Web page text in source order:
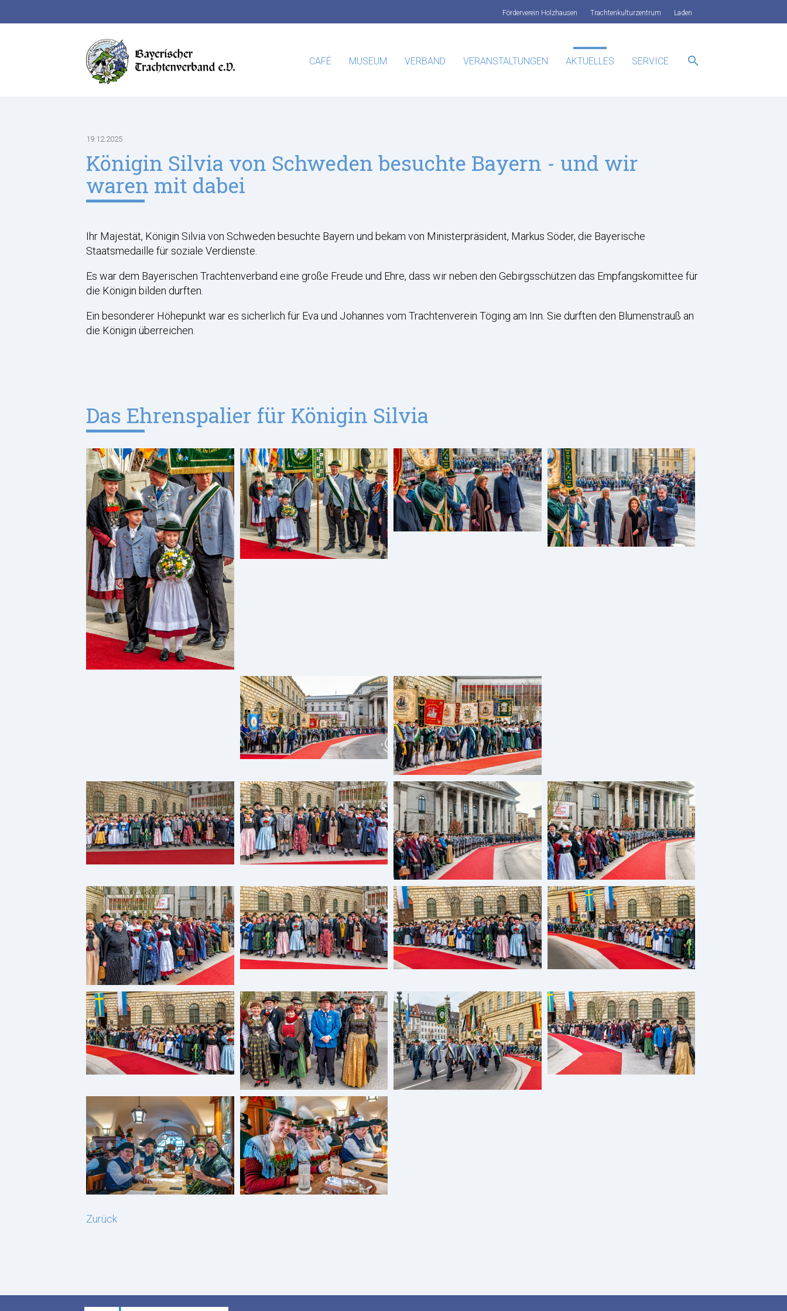
Laden
Trachtenkulturzentrum
Förderverein Holzhausen
CAFÉ MUSEUM VERBAND VERANSTALTUNGEN AKTUELLES SERVICE search
19.12.2025
Königin Silvia von Schweden besuchte Bayern - und wir
waren mit dabei
Ihr Majestät, Königin Silvia von Schweden besuchte Bayern und bekam von Ministerpräsident, Markus Söder, die Bayerische
Staatsmedaille für soziale Verdienste.
Es war dem Bayerischen Trachtenverband eine große Freude und Ehre, dass wir neben den Gebirgsschützen das Empfangskomittee für
die Königin bilden durften.
Ein besonderer Höhepunkt war es sicherlich für Eva und Johannes vom Trachtenverein Töging am Inn. Sie durften den Blumenstrauß an
die Königin überreichen.
Das Ehrenspalier für Königin Silvia
Zurück